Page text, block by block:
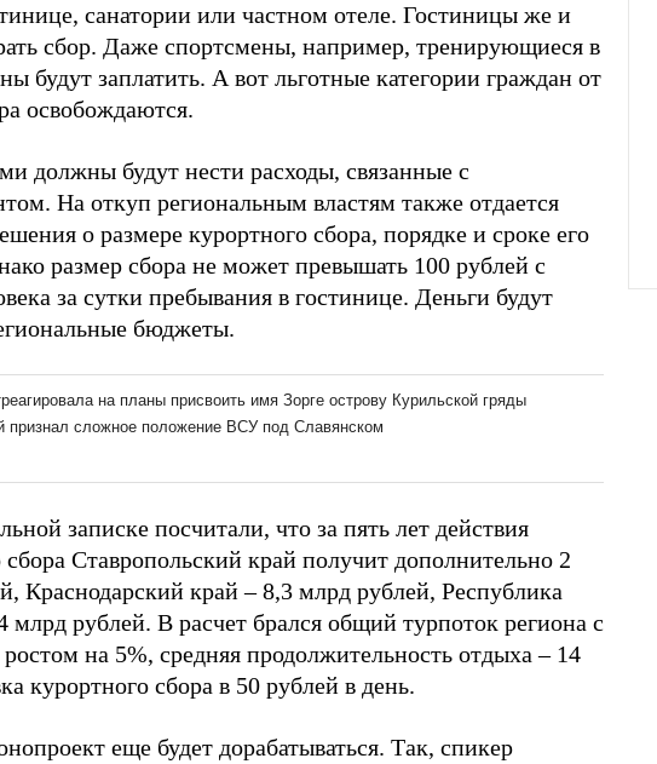
санатории или частном отеле. Гостиницы же и
сбор. Даже спортсмены, например, тренирующиеся в
будут заплатить. А вот льготные категории граждан от
освобождаются.
должны будут нести расходы, связанные с
На откуп региональным властям также отдается
о размере курортного сбора, порядке и сроке его
размер сбора не может превышать 100 рублей с
за сутки пребывания в гостинице. Деньги будут
бюджеты.
записке посчитали, что за пять лет действия
сбора Ставропольский край получит дополнительно 2
Краснодарский край – 8,3 млрд рублей, Республика
рублей. В расчет брался общий турпоток региона с
на 5%, средняя продолжительность отдыха – 14
курортного сбора в 50 рублей в день.
еще будет дорабатываться. Так, спикер